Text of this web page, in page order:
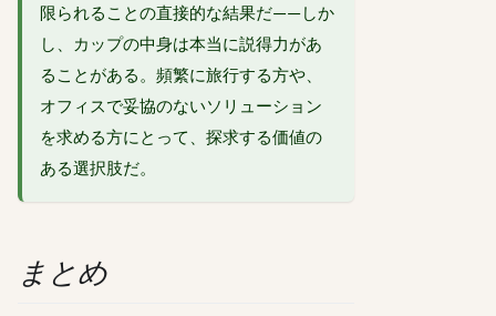
限られることの直接的な結果だ——しか
し、カップの中身は本当に説得力があ
ることがある。頻繁に旅行する方や、
オフィスで妥協のないソリューション
を求める方にとって、探求する価値の
ある選択肢だ。
まとめ